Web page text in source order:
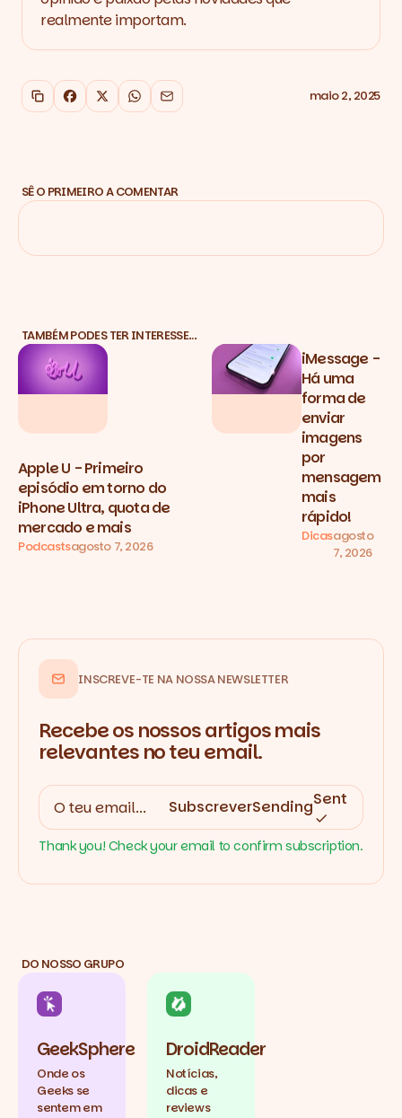
realmente importam.
Copiar link
Facebook
X WhatsApp
Email maio 2, 2025
SÊ O PRIMEIRO A COMENTAR
TAMBÉM PODES TER INTERESSE…
Apple U - Primeiro
episódio em torno do
iPhone Ultra, quota de
mercado e mais
Podcastsagosto 7, 2026
iMessage -
Há uma
forma de
enviar
imagens
por
mensagem
mais
rápido!
Dicasagosto
7, 2026
INSCREVE-TE NA NOSSA NEWSLETTER
Recebe os nossos artigos mais
relevantes no teu email.
SubscreverSendingSent
Thank you! Check your email to confirm subscription.
DO NOSSO GRUPO
GeekSphere
Onde os
Geeks se
sentem em
DroidReader
Notícias,
dicas e
reviews